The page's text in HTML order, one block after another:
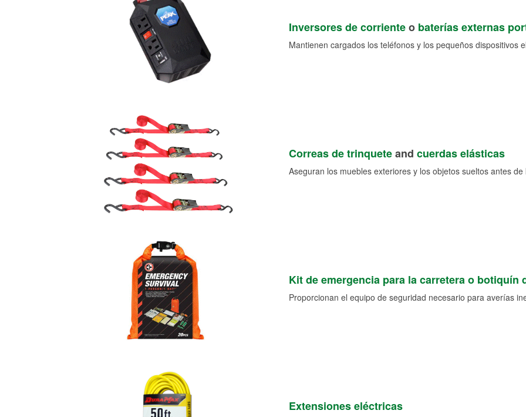
Inversores de corrienteo baterías externas
Mantienen cargados los teléfonos y los pequeños dispositivos
Correas de trinqueteand cuerdas elásticas
Aseguran los muebles exteriores y los objetos sueltos antes
Kit de emergencia para la carretera o botiquín
Proporcionan el equipo de seguridad necesario para averías
Extensiones eléctricas